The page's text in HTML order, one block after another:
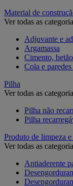
Material de
Ver todas as
Adjuvante e
Argamassa
Cimento,
Cola e
Pilha
Ver todas as
Pilha não
Pilha
Produto de limpeza
Ver todas as
Antiaderente